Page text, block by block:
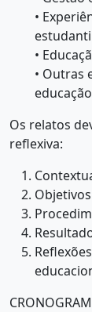
•
•
• Outras
Os relatos
reflexiva: